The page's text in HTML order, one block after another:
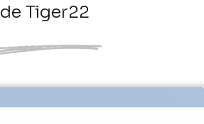
de Tiger22